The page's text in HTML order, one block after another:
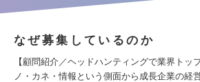
なぜ募集しているのか
【顧問紹介／ヘッドハンティングで業界トッ
ノ・カネ・情報という側面から成長企業の経